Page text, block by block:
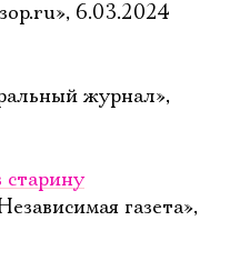
6.03.2024
журнал»,
старину
газета»,